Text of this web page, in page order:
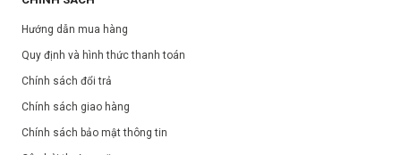
Hướng dẫn mua hàng
Quy định và hình thức thanh toán
Chính sách đổi trả
Chính sách giao hàng
Chính sách bảo mật thông tin